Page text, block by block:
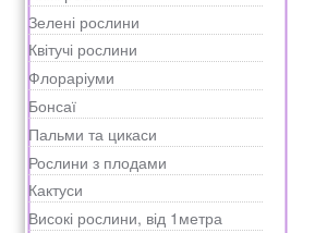
Зелені рослини
Квітучі рослини
Флораріуми
Бонсаї
Пальми та цикаси
Рослини з плодами
Кактуси
Високі рослини, від 1метра